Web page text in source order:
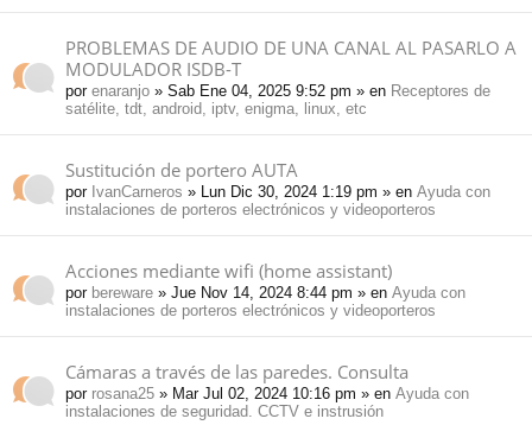
PROBLEMAS DE AUDIO DE UNA CANAL AL PASARLO A
MODULADOR ISDB-T
por enaranjo » Sab Ene 04, 2025 9:52 pm » en Receptores de
satélite, tdt, android, iptv, enigma, linux, etc
Sustitución de portero AUTA
por IvanCarneros » Lun Dic 30, 2024 1:19 pm » en Ayuda con
instalaciones de porteros electrónicos y videoporteros
Acciones mediante wifi (home assistant)
por bereware » Jue Nov 14, 2024 8:44 pm » en Ayuda con
instalaciones de porteros electrónicos y videoporteros
Cámaras a través de las paredes. Consulta
por rosana25 » Mar Jul 02, 2024 10:16 pm » en Ayuda con
instalaciones de seguridad. CCTV e instrusión